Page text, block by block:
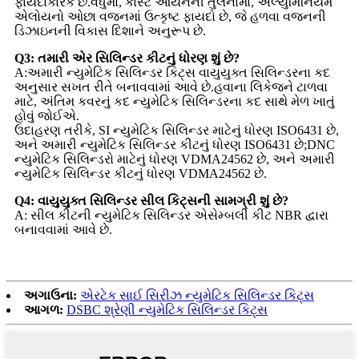
એલોયનો ઓછા વજનમાં ઉત્કૃષ્ટ ફાયદો છે, જે હળવા વજનની
ડિઝાઇનની વિકાસ દિશાને અનુરૂપ છે.
Q3: તમારી એર સિલિન્ડર કીટનું ધોરણ શું છે?
A:અમારી ન્યુમેટિક સિલિન્ડર કિટ્સ વાયુયુક્ત સિલિન્ડરના કદ
અનુસાર સખત રીતે બનાવવામાં આવે છે.હવાના લિકેજને ટાળવા
માટે, અંતિમ કવરનું કદ ન્યુમેટિક સિલિન્ડરના કદ સાથે મેળ ખાતું
હોવું જોઈએ.
ઉદાહરણ તરીકે, SI ન્યુમેટિક સિલિન્ડર માટેનું ધોરણ ISO6431 છે,
અને અમારી ન્યુમેટિક સિલિન્ડર કીટનું ધોરણ ISO6431 છે;DNC
ન્યુમેટિક સિલિન્ડરો માટેનું ધોરણ VDMA24562 છે, અને અમારી
ન્યુમેટિક સિલિન્ડર કીટનું ધોરણ VDMA24562 છે.
Q4: વાયુયુક્ત સિલિન્ડર સીલ કિટ્સની સામગ્રી શું છે?
A: સીલ કીટની ન્યુમેટિક સિલિન્ડર એસેમ્બલી કીટ NBR દ્વારા
બનાવવામાં આવે છે.
અગાઉના: એરટેક સાઈ સિરીઝ ન્યુમેટિક સિલિન્ડર કિટ્સ
આગળ: DSBC શ્રેણી ન્યુમેટિક સિલિન્ડર કિટ્સ